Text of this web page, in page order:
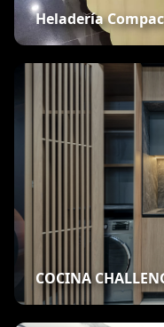
Heladería
COCINA